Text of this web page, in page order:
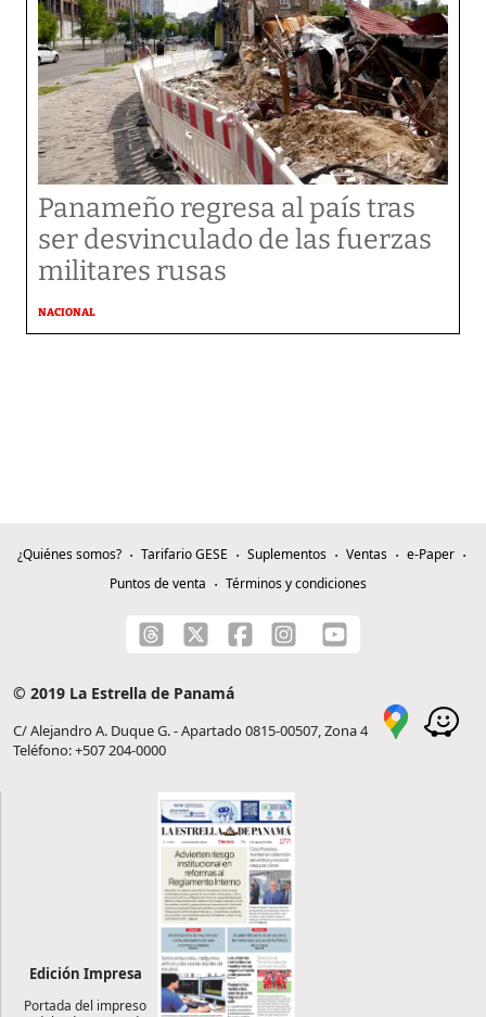
Panameño regresa al país tras
ser desvinculado de las fuerzas
militares rusas
NACIONAL
¿Quiénes somos? Tarifario GESE Suplementos Ventas
e-Paper
Puntos de venta
Términos y condiciones
© 2019 La Estrella de Panamá
C/ Alejandro A. Duque G. - Apartado 0815-00507, Zona 4
Teléfono: +507 204-0000
Edición Impresa
Portada del impreso